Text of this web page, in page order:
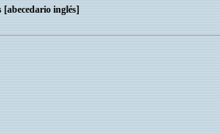
inglés]